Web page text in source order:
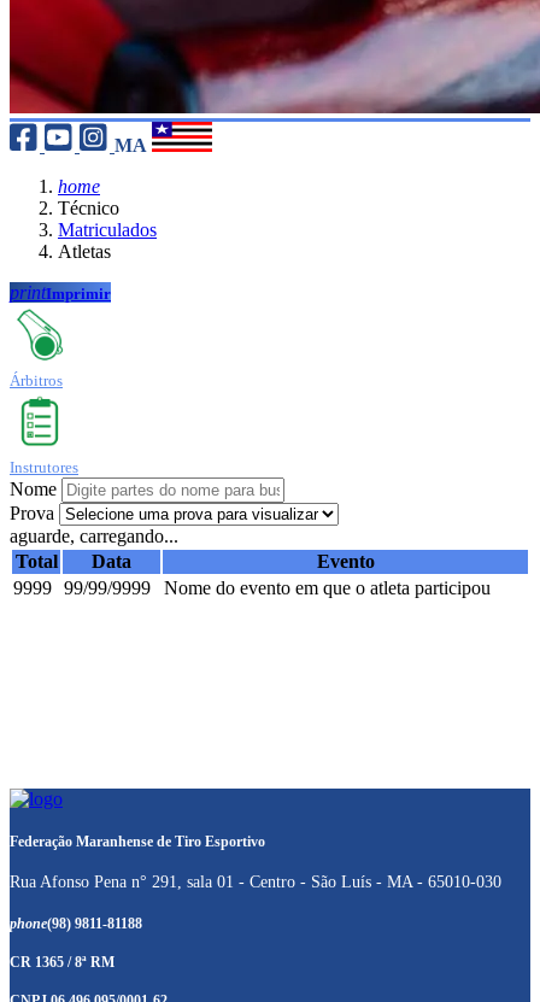
MA
home
Técnico
Matriculados
Atletas
printImprimir
Árbitros
Instrutores
Nome
Prova
aguarde, carregando...
Total
Data
Evento
9999 99/99/9999 Nome do evento em que o atleta participou
Federação Maranhense de Tiro Esportivo
Rua Afonso Pena n° 291, sala 01 - Centro - São Luís - MA - 65010-030
phone(98) 9811-81188
CR 1365 / 8ª RM